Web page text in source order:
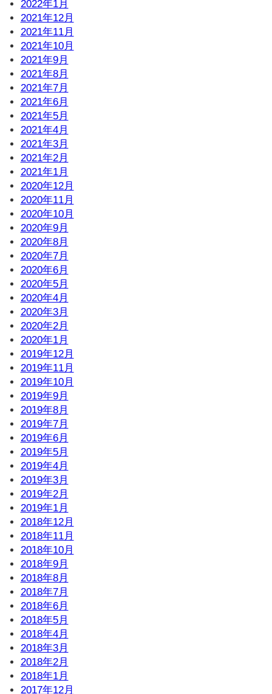
2022年1月
2021年12月
2021年11月
2021年10月
2021年9月
2021年8月
2021年7月
2021年6月
2021年5月
2021年4月
2021年3月
2021年2月
2021年1月
2020年12月
2020年11月
2020年10月
2020年9月
2020年8月
2020年7月
2020年6月
2020年5月
2020年4月
2020年3月
2020年2月
2020年1月
2019年12月
2019年11月
2019年10月
2019年9月
2019年8月
2019年7月
2019年6月
2019年5月
2019年4月
2019年3月
2019年2月
2019年1月
2018年12月
2018年11月
2018年10月
2018年9月
2018年8月
2018年7月
2018年6月
2018年5月
2018年4月
2018年3月
2018年2月
2018年1月
2017年12月